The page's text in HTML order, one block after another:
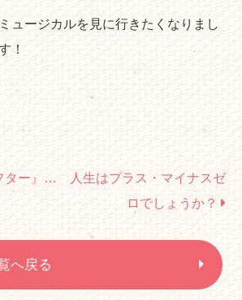
ュージカルを見に行きたくなりまし
！
ター』… 人生はプラス・マイナスゼ
ロでしょうか？
へ戻る